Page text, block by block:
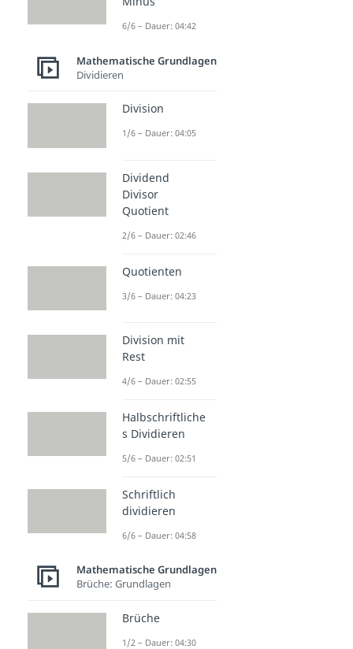
6/6 – Dauer: 04:42
Mathematische Grundlagen
Dividieren
Division
1/6 – Dauer: 04:05
Dividend
Divisor
Quotient
2/6 – Dauer: 02:46
Quotienten
3/6 – Dauer: 04:23
Division mit
Rest
4/6 – Dauer: 02:55
Halbschriftliche
s Dividieren
5/6 – Dauer: 02:51
Schriftlich
dividieren
6/6 – Dauer: 04:58
Mathematische Grundlagen
Brüche: Grundlagen
Brüche
1/2 – Dauer: 04:30